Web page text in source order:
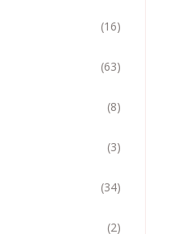
(16)
(63)
(8)
(3)
(34)
(2)